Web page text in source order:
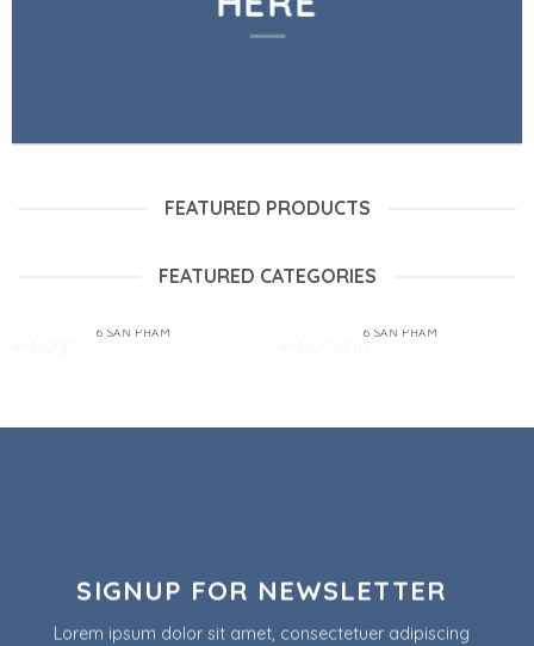
FEATURED PRODUCTS
FEATURED CATEGORIES
6 SẢN PHẨM 6 SẢN PHẨM
SIGNUP FOR NEWSLETTER
Lorem ipsum dolor sit amet, consectetuer adipiscing